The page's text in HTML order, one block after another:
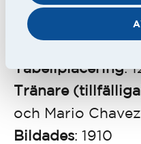
1953, 1967, 1973,
1980, 1984,
Tabellplacering:
Tränare
och Mario Chavez
Bildades: 1910